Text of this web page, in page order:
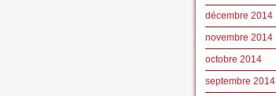
décembre 2014
novembre 2014
octobre 2014
septembre 2014